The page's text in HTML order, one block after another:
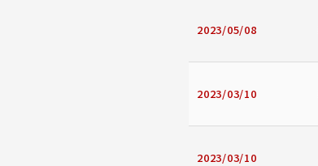
2023/05/08
2023/03/10
2023/03/10